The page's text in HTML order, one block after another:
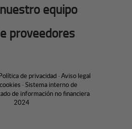
equipo
proveedores
de privacidad ·Aviso legal
·Sistema interno de
de información no financiera
2024